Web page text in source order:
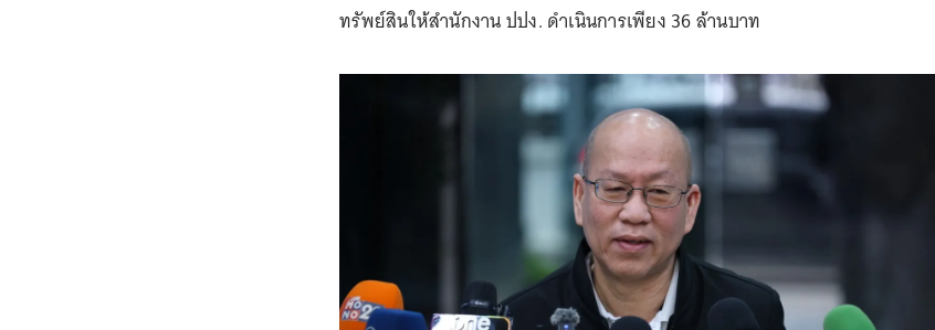
ทรัพย์สินให้สำนักงาน ปปง. ดำเนินการเพียง 36 ล้านบาท